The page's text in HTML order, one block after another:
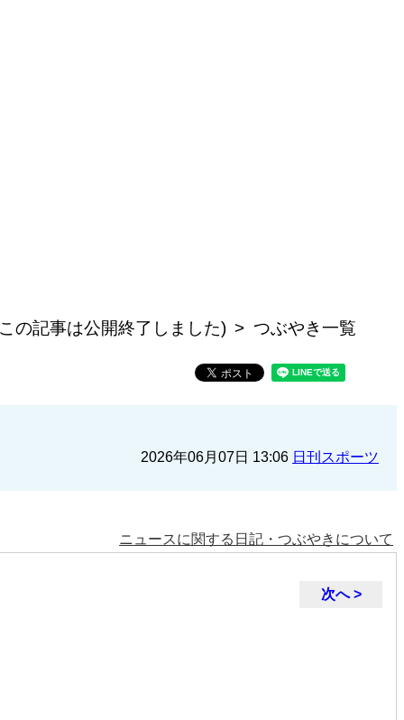
の記事は公開終了しました) つぶやき一覧
2026年06月07日 13:06 日刊スポーツ
ニュースに関する日記・つぶやきについて
次へ >